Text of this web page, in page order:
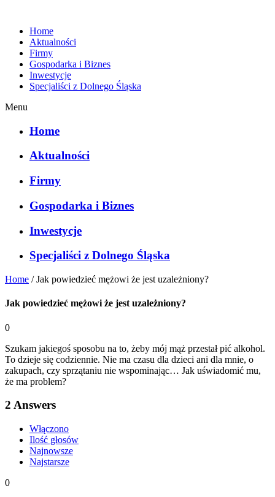
Home
Aktualności
Firmy
Gospodarka i Biznes
Inwestycje
Specjaliści z Dolnego Śląska
Menu
Home
Aktualności
Firmy
Gospodarka i Biznes
Inwestycje
Specjaliści z Dolnego Śląska
Home /Jak powiedzieć mężowi że jest uzależniony?
Jak powiedzieć mężowi że jest uzależniony?
0
Szukam jakiegoś sposobu na to, żeby mój mąż przestał pić alkohol.
To dzieje się codziennie. Nie ma czasu dla dzieci ani dla mnie, o
zakupach, czy sprzątaniu nie wspominając… Jak uświadomić mu,
że ma problem?
2 Answers
Włączono
Ilość głosów
Najnowsze
Najstarsze
0